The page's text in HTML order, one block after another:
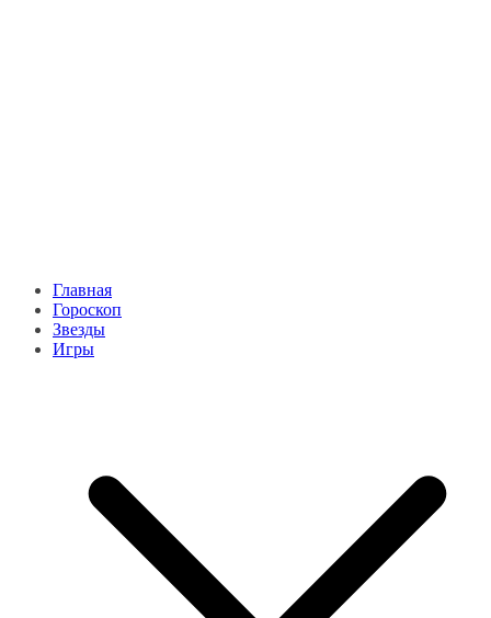
Главная
Гороскоп
Звезды
Игры